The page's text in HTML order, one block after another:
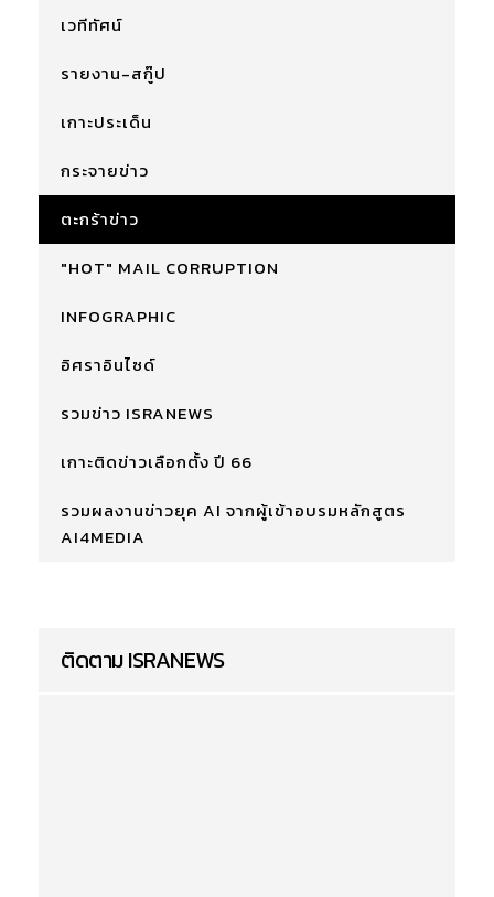
เวทีทัศน์
รายงาน-สกู๊ป
เกาะประเด็น
กระจายข่าว
ตะกร้าข่าว
"HOT" MAIL CORRUPTION
INFOGRAPHIC
อิศราอินไซด์
รวมข่าว ISRANEWS
เกาะติดข่าวเลือกตั้ง ปี 66
รวมผลงานข่าวยุค AI จากผู้เข้าอบรมหลักสูตร
AI4MEDIA
ติดตาม ISRANEWS